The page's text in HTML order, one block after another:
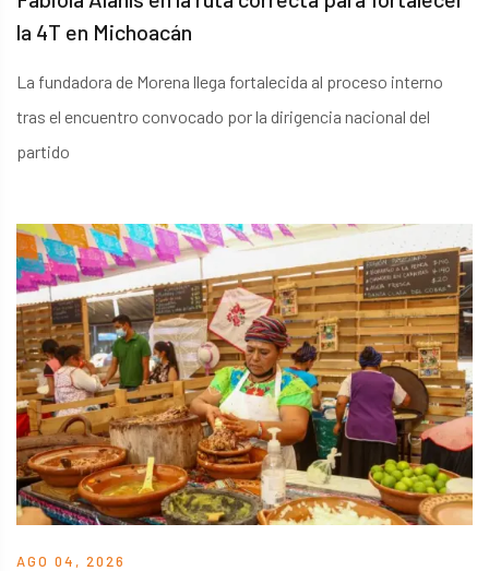
la 4T en Michoacán
La fundadora de Morena llega fortalecida al proceso interno
tras el encuentro convocado por la dirigencia nacional del
partido
AGO 04, 2026